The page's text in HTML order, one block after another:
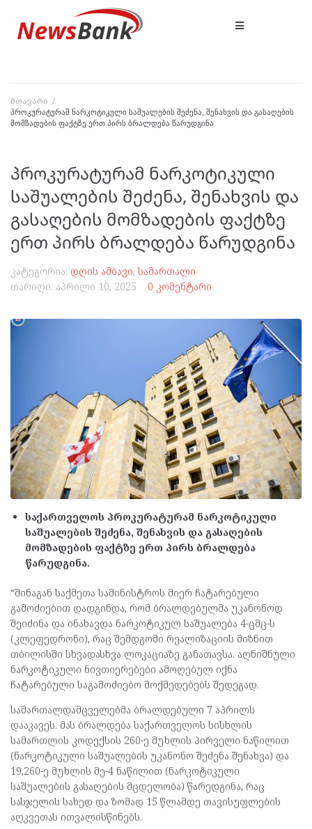
მთავარი /
პროკურატურამ ნარკოტიკული საშუალების შეძენა, შენახვის და გასაღების
მომზადების ფაქტზე ერთ პირს ბრალდება წარუდგინა
პროკურატურამ ნარკოტიკული
საშუალების შეძენა, შენახვის და
გასაღების მომზადების ფაქტზე
ერთ პირს ბრალდება წარუდგინა
კატეგორია: დღის ამბავი, სამართალი
თარიღი: აპრილი 10, 2025 0 კომენტარი
საქართველოს პროკურატურამ ნარკოტიკული
საშუალების შეძენა, შენახვის და გასაღების
მომზადების ფაქტზე ერთ პირს ბრალდება
წარუდგინა.
“შინაგან საქმეთა სამინისტროს მიერ ჩატარებული
გამოძიებით დადგინდა, რომ ბრალდებულმა უკანონოდ
შეიძინა და ინახავდა ნარკოტიკულ საშუალება 4-ცმც-ს
(კლეფედრონი), რაც შემდგომი რეალიზაციის მიზნით
თბილისში სხვადასხვა ლოკაციაზე განათავსა. აღნიშნული
ნარკოტიკული ნივთიერებები ამოღებულ იქნა
ჩატარებული საგამოძიებო მოქმედებებს შედეგად.
სამართალდამცველებმა ბრალდებული 7 აპრილს
დააკავეს. მას ბრალდება საქართველოს სისხლის
სამართლის კოდექსის 260-ე მუხლის პირველი ნაწილით
(ნარკოტიკული საშუალების უკანონო შეძენა შენახვა) და
19,260-ე მუხლის მე-4 ნაწილით (ნარკოტიკული
საშუალების გასაღების მცდელობა) წარედგინა, რაც
სასჯელის სახედ და ზომად 15 წლამდე თავისუფლების
აღკვეთას ითვალისწინებს.